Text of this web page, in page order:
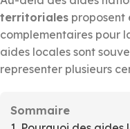
territoriales proposent
complementaires pour
aides locales sont
representer plusieurs
Sommaire